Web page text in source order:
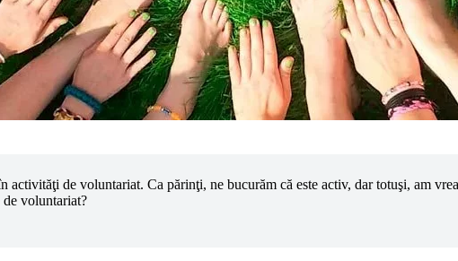
de voluntariat. Ca părinţi, ne bucurăm că este ac­tiv, dar totuşi, am
voluntariat?